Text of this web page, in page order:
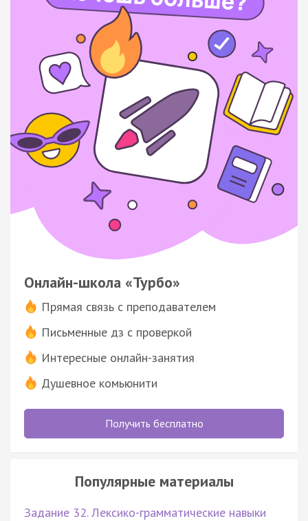
Онлайн-школа «Турбо»
Прямая связь с преподавателем
Письменные дз с проверкой
Интересные онлайн-занятия
Душевное комьюнити
Получить бесплатно
Популярные материалы
Задание 32. Лексико-грамматические навыки